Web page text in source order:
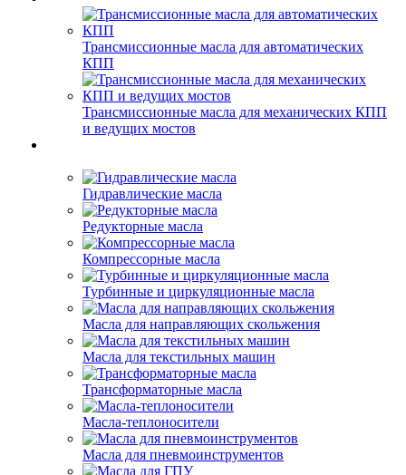
Трансмиссионные масла для автоматических
КПП
Трансмиссионные масла для механических КПП
и ведущих мостов
Гидравлические масла
Редукторные масла
Компрессорные масла
Турбинные и циркуляционные масла
Масла для направляющих скольжения
Масла для текстильных машин
Трансформаторные масла
Масла-теплоносители
Масла для пневмоинструментов